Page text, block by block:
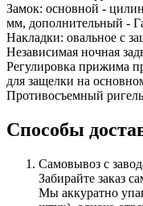
Замок: основной -
мм, дополнительный -
Накладки: овальное с
Независимая ночная
Регулировка прижима
для защелки на
Противосъемный
Способы
Самовывоз с
Забирайте заказ
Мы аккуратно